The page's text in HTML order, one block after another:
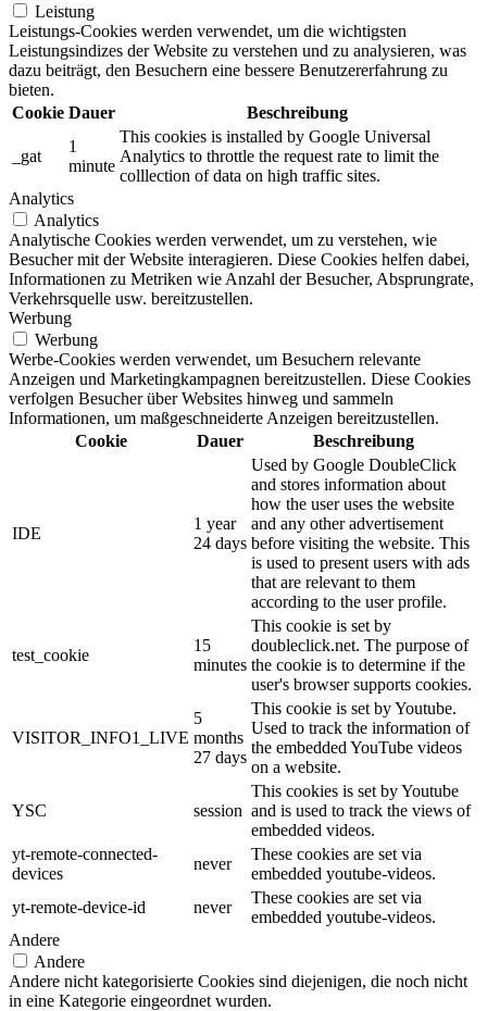
Leistung
Leistungs-Cookies werden verwendet, um die wichtigsten
Leistungsindizes der Website zu verstehen und zu analysieren, was
dazu beiträgt, den Besuchern eine bessere Benutzererfahrung zu
bieten.
Cookie Dauer Beschreibung
_gat
1
minute
This cookies is installed by Google Universal
Analytics to throttle the request rate to limit the
colllection of data on high traffic sites.
Analytics
Analytics
Analytische Cookies werden verwendet, um zu verstehen, wie
Besucher mit der Website interagieren. Diese Cookies helfen dabei,
Informationen zu Metriken wie Anzahl der Besucher, Absprungrate,
Verkehrsquelle usw. bereitzustellen.
Werbung
Werbung
Werbe-Cookies werden verwendet, um Besuchern relevante
Anzeigen und Marketingkampagnen bereitzustellen. Diese Cookies
verfolgen Besucher über Websites hinweg und sammeln
Informationen, um maßgeschneiderte Anzeigen bereitzustellen.
Cookie
Dauer Beschreibung
IDE
1 year
24 days
Used by Google DoubleClick
and stores information about
how the user uses the website
and any other advertisement
before visiting the website. This
is used to present users with ads
that are relevant to them
according to the user profile.
test_cookie
15
minutes
This cookie is set by
doubleclick.net. The purpose of
the cookie is to determine if the
user's browser supports cookies.
VISITOR_INFO1_LIVE
5
months
27 days
This cookie is set by Youtube.
Used to track the information of
the embedded YouTube videos
on a website.
YSC session
This cookies is set by Youtube
and is used to track the views of
embedded videos.
yt-remote-connected-
devices
never
These cookies are set via
embedded youtube-videos.
yt-remote-device-id
never
These cookies are set via
embedded youtube-videos.
Andere
Andere
Andere nicht kategorisierte Cookies sind diejenigen, die noch nicht
in eine Kategorie eingeordnet wurden.